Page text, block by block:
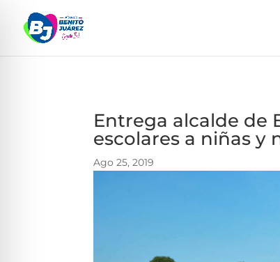
Entrega alcalde de
escolares a niñas y
Ago 25, 2019